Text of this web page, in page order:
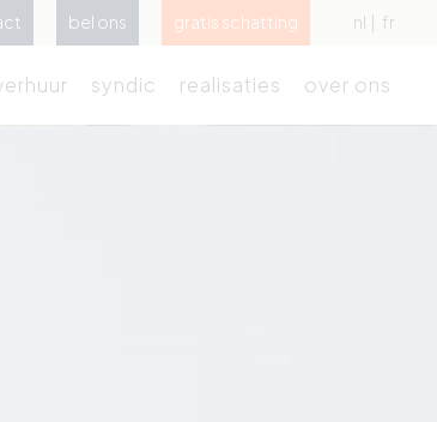
bel ons gratis schatting nl fr
syndic realisaties over ons